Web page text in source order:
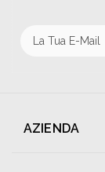
AZIENDA